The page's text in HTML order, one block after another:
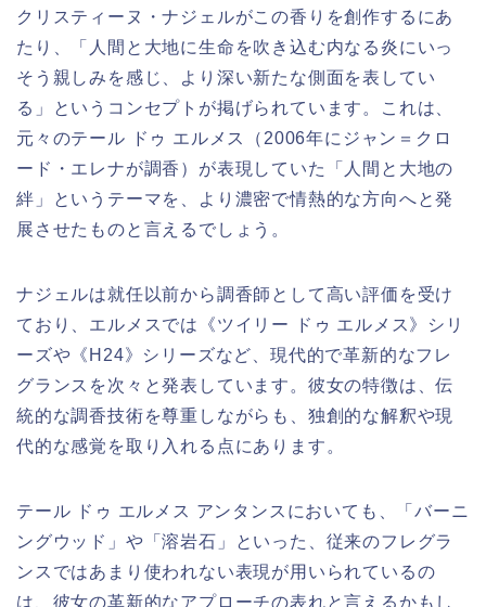
クリスティーヌ・ナジェルがこの香りを創作するにあ
たり、「人間と大地に生命を吹き込む内なる炎にいっ
そう親しみを感じ、より深い新たな側面を表してい
る」というコンセプトが掲げられています。これは、
元々のテール ドゥ エルメス（2006年にジャン＝クロ
ード・エレナが調香）が表現していた「人間と大地の
絆」というテーマを、より濃密で情熱的な方向へと発
展させたものと言えるでしょう。
ナジェルは就任以前から調香師として高い評価を受け
ており、エルメスでは《ツイリー ドゥ エルメス》シリ
ーズや《H24》シリーズなど、現代的で革新的なフレ
グランスを次々と発表しています。彼女の特徴は、伝
統的な調香技術を尊重しながらも、独創的な解釈や現
代的な感覚を取り入れる点にあります。
テール ドゥ エルメス アンタンスにおいても、「バーニ
ングウッド」や「溶岩石」といった、従来のフレグラ
ンスではあまり使われない表現が用いられているの
は、彼女の革新的なアプローチの表れと言えるかもし